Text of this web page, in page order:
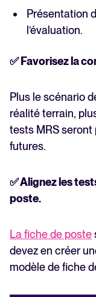
Présentation
l’évaluation.
✅ Favorisez la
Plus le scénario
réalité terrain,
tests MRS
futures.
✅ Alignez les
poste.
La fiche de poste
devez en créer
modèle de fiche